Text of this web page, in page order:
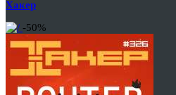
Хакер
-50%